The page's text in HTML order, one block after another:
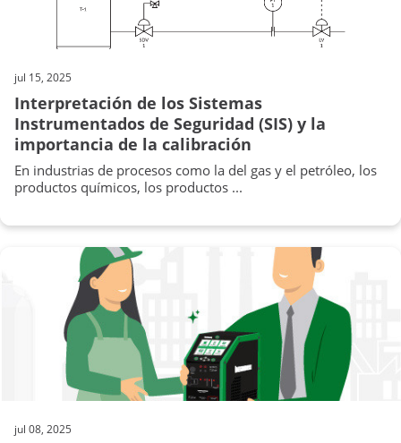
jul 15, 2025
Interpretación de los Sistemas
Instrumentados de Seguridad (SIS) y la
importancia de la calibración
En industrias de procesos como la del gas y el petróleo, los
productos químicos, los productos ...
jul 08, 2025